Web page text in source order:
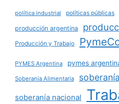
política industrial políticas públicas
producción argentina
Producción y Trabajo
PYMES Argentina pymes
Soberanía Alimentaria
soberanía nacional